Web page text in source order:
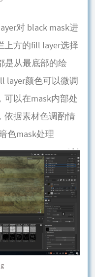
对 black mask进
上方的fill layer选择
是从最底部的绘
layer颜色可以微调
以在mask内部处
依据素材色调酌情
色mask处理